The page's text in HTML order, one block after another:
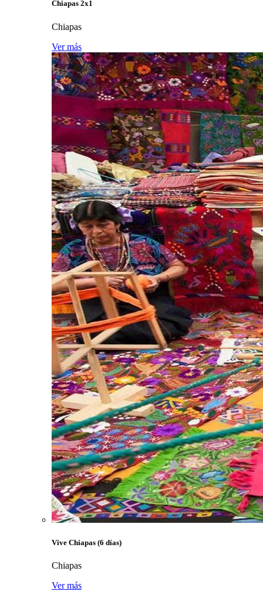
Chiapas 2x1
Chiapas
Ver más
Vive Chiapas (6 días)
Chiapas
Ver más